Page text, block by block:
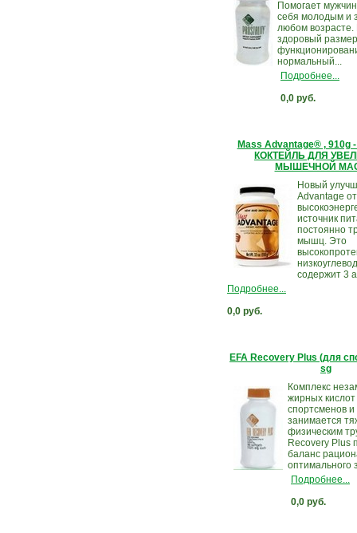
Помогает
себя молодым и
любом
здоровый
нормальный...
Подробнее...
0,0 руб.
Mass Advantage® ,
КОКТЕЙЛЬ ДЛЯ
МЫШЕЧНОЙ
Новый
Advantage
источник
постоянно
мышц. Это
содержит 3
Подробнее...
0,0 руб.
EFA Recovery Plus (для
sg
Комплекс
жирных
спортсменов и
занимается
физическим
Recovery Plus
баланс
оптимального
Подробнее...
0,0 руб.